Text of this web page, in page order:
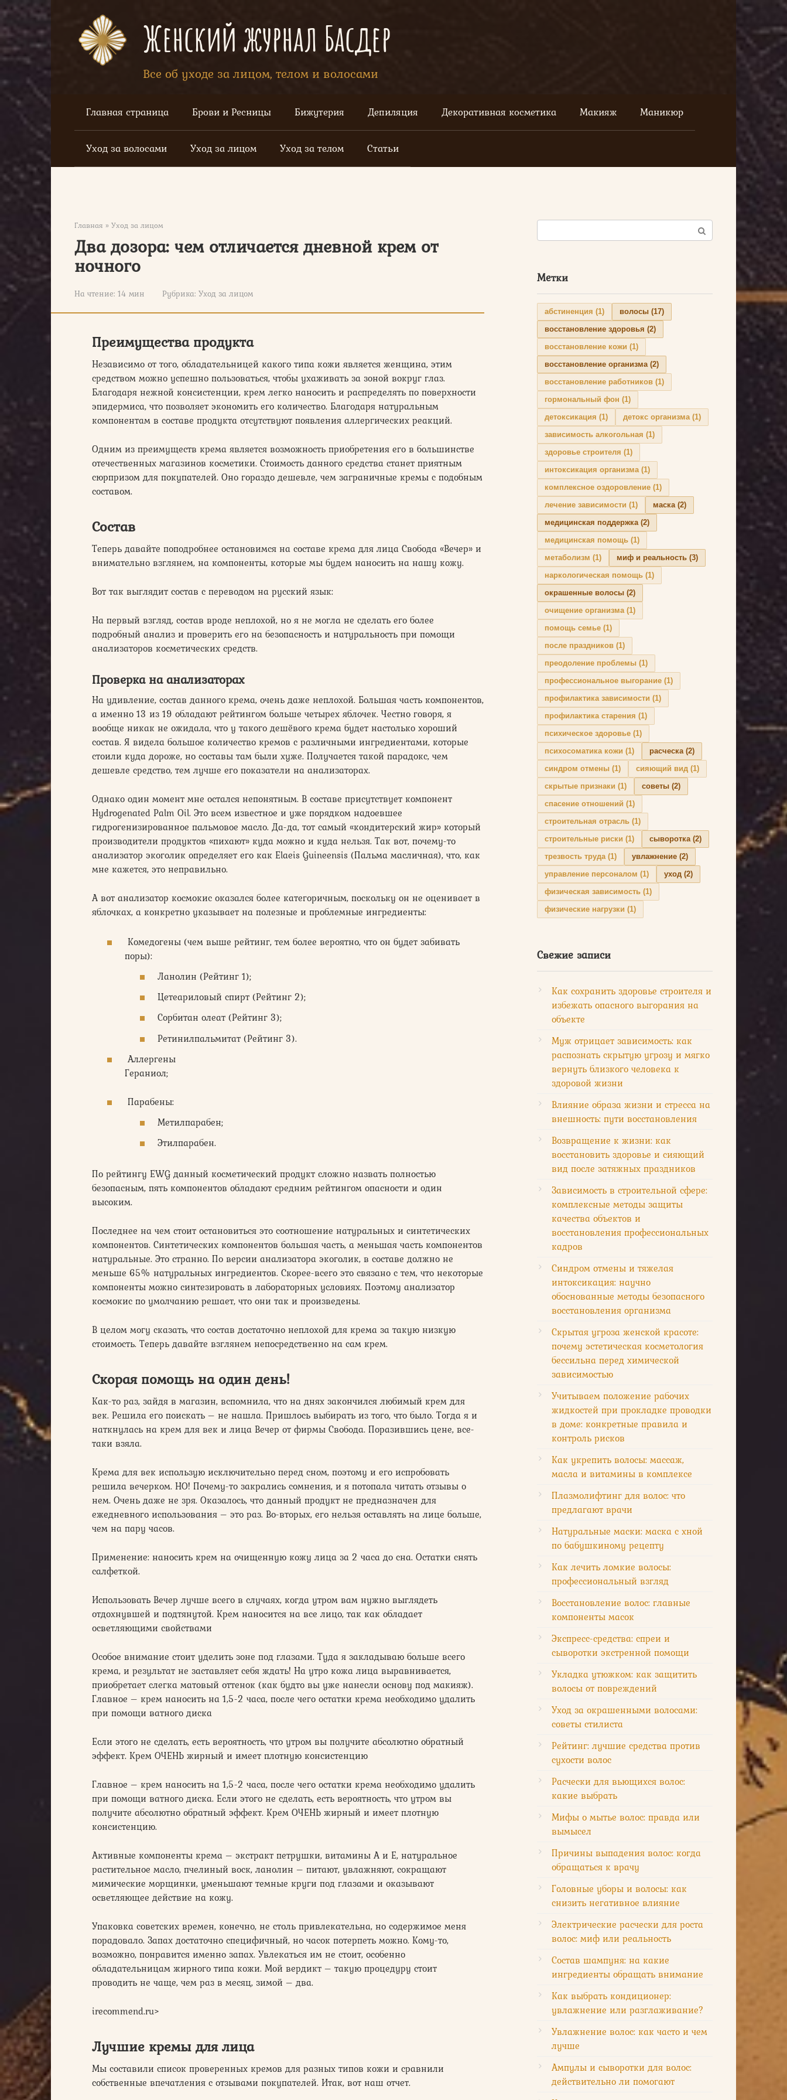
Перейти
к
контенту
Женский журнал Басдер
Все об уходе за лицом, телом и волосами
Главная страница Брови и Ресницы Бижутерия Депиляция Декоративная косметика Макияж Маникюр
Уход за волосами Уход за лицом Уход за телом Статьи
Главная » Уход за лицом
Два дозора: чем отличается дневной крем от
ночного
На чтение: 14 мин Рубрика: Уход за лицом
Преимущества продукта
Независимо от того, обладательницей какого типа кожи является женщина, этим
средством можно успешно пользоваться, чтобы ухаживать за зоной вокруг глаз.
Благодаря нежной консистенции, крем легко наносить и распределять по поверхности
эпидермиса, что позволяет экономить его количество. Благодаря натуральным
компонентам в составе продукта отсутствуют появления аллергических реакций.
Одним из преимуществ крема является возможность приобретения его в большинстве
отечественных магазинов косметики. Стоимость данного средства станет приятным
сюрпризом для покупателей. Оно гораздо дешевле, чем заграничные кремы с подобным
составом.
Состав
Теперь давайте поподробнее остановимся на составе крема для лица Свобода «Вечер» и
внимательно взглянем, на компоненты, которые мы будем наносить на нашу кожу.
Вот так выглядит состав с переводом на русский язык:
На первый взгляд, состав вроде неплохой, но я не могла не сделать его более
подробный анализ и проверить его на безопасность и натуральность при помощи
анализаторов косметических средств.
Проверка на анализаторах
На удивление, состав данного крема, очень даже неплохой. Большая часть компонентов,
а именно 13 из 19 обладают рейтингом больше четырех яблочек. Честно говоря, я
вообще никак не ожидала, что у такого дешёвого крема будет настолько хороший
состав. Я видела большое количество кремов с различными ингредиентами, которые
стоили куда дороже, но составы там были хуже. Получается такой парадокс, чем
дешевле средство, тем лучше его показатели на анализаторах.
Однако один момент мне остался непонятным. В составе присутствует компонент
Hydrogenated Palm Oil. Это всем известное и уже порядком надоевшее
гидрогенизированное пальмовое масло. Да-да, тот самый «кондитерский жир» который
производители продуктов «пихают» куда можно и куда нельзя. Так вот, почему-то
анализатор экоголик определяет его как Elaeis Guineensis (Пальма масличная), что, как
мне кажется, это неправильно.
А вот анализатор космокис оказался более категоричным, поскольку он не оценивает в
яблочках, а конкретно указывает на полезные и проблемные ингредиенты:
Комедогены (чем выше рейтинг, тем более вероятно, что он будет забивать
поры):
Ланолин (Рейтинг 1);
Цетеариловый спирт (Рейтинг 2);
Сорбитан олеат (Рейтинг 3);
Ретинилпальмитат (Рейтинг 3).
Аллергены
Гераниол;
Парабены:
Метилпарабен;
Этилпарабен.
По рейтингу EWG данный косметический продукт сложно назвать полностью
безопасным, пять компонентов обладают средним рейтингом опасности и один
высоким.
Последнее на чем стоит остановиться это соотношение натуральных и синтетических
компонентов. Синтетических компонентов большая часть, а меньшая часть компонентов
натуральные. Это странно. По версии анализатора экоголик, в составе должно не
меньше 65% натуральных ингредиентов. Скорее-всего это связано с тем, что некоторые
компоненты можно синтезировать в лабораторных условиях. Поэтому анализатор
космокис по умолчанию решает, что они так и произведены.
В целом могу сказать, что состав достаточно неплохой для крема за такую низкую
стоимость. Теперь давайте взглянем непосредственно на сам крем.
Скорая помощь на один день!
Как-то раз, зайдя в магазин, вспомнила, что на днях закончился любимый крем для
век. Решила его поискать – не нашла. Пришлось выбирать из того, что было. Тогда я и
наткнулась на крем для век и лица Вечер от фирмы Свобода. Поразившись цене, все-
таки взяла.
Крема для век использую исключительно перед сном, поэтому и его испробовать
решила вечерком. НО! Почему-то закрались сомнения, и я потопала читать отзывы о
нем. Очень даже не зря. Оказалось, что данный продукт не предназначен для
ежедневного использования – это раз. Во-вторых, его нельзя оставлять на лице больше,
чем на пару часов.
Применение: наносить крем на очищенную кожу лица за 2 часа до сна. Остатки снять
салфеткой.
Использовать Вечер лучше всего в случаях, когда утром вам нужно выглядеть
отдохнувшей и подтянутой. Крем наносится на все лицо, так как обладает
осветляющими свойствами
Особое внимание стоит уделить зоне под глазами. Туда я закладываю больше всего
крема, и результат не заставляет себя ждать! На утро кожа лица выравнивается,
приобретает слегка матовый оттенок (как будто вы уже нанесли основу под макияж).
Главное – крем наносить на 1,5-2 часа, после чего остатки крема необходимо удалить
при помощи ватного диска
Если этого не сделать, есть вероятность, что утром вы получите абсолютно обратный
эффект. Крем ОЧЕНЬ жирный и имеет плотную консистенцию
Главное – крем наносить на 1,5-2 часа, после чего остатки крема необходимо удалить
при помощи ватного диска. Если этого не сделать, есть вероятность, что утром вы
получите абсолютно обратный эффект. Крем ОЧЕНЬ жирный и имеет плотную
консистенцию.
Активные компоненты крема – экстракт петрушки, витамины А и Е, натуральное
растительное масло, пчелиный воск, ланолин – питают, увлажняют, сокращают
мимические морщинки, уменьшают темные круги под глазами и оказывают
осветляющее действие на кожу.
Упаковка советских времен, конечно, не столь привлекательна, но содержимое меня
порадовало. Запах достаточно специфичный, но часок потерпеть можно. Кому-то,
возможно, понравится именно запах. Увлекаться им не стоит, особенно
обладательницам жирного типа кожи. Мой вердикт – такую процедуру стоит
проводить не чаще, чем раз в месяц, зимой – два.
irecommend.ru‏>
Лучшие кремы для лица
Мы составили список проверенных кремов для разных типов кожи и сравнили
собственные впечатления с отзывами покупателей. Итак, вот наш отчет.
Поиск:
Метки
абстиненция (1) волосы (17)
восстановление здоровья (2)
восстановление кожи (1)
восстановление организма(2)
восстановление работников (1)
гормональный фон (1)
детоксикация (1) детокс организма(1)
зависимость алкогольная (1)
здоровье строителя (1)
интоксикация организма(1)
комплексное оздоровление (1)
лечение зависимости (1) маска(2)
медицинская поддержка(2)
медицинская помощь (1)
метаболизм (1) миф и реальность (3)
наркологическая помощь (1)
окрашенные волосы (2)
очищение организма(1)
помощь семье (1)
после праздников (1)
преодоление проблемы (1)
профессиональное выгорание (1)
профилактика зависимости (1)
профилактика старения (1)
психическое здоровье (1)
психосоматика кожи (1) расческа(2)
синдром отмены (1) сияющий вид (1)
скрытые признаки (1) советы (2)
спасение отношений (1)
строительная отрасль (1)
строительные риски (1) сыворотка(2)
трезвость труда(1) увлажнение (2)
управление персоналом (1) уход (2)
физическая зависимость (1)
физические нагрузки (1)
Свежие записи
Как сохранить здоровье строителя и
избежать опасного выгорания на
объекте
Муж отрицает зависимость: как
распознать скрытую угрозу и мягко
вернуть близкого человека к
здоровой жизни
Влияние образа жизни и стресса на
внешность: пути восстановления
Возвращение к жизни: как
восстановить здоровье и сияющий
вид после затяжных праздников
Зависимость в строительной сфере:
комплексные методы защиты
качества объектов и
восстановления профессиональных
кадров
Синдром отмены и тяжелая
интоксикация: научно
обоснованные методы безопасного
восстановления организма
Скрытая угроза женской красоте:
почему эстетическая косметология
бессильна перед химической
зависимостью
Учитываем положение рабочих
жидкостей при прокладке проводки
в доме: конкретные правила и
контроль рисков
Как укрепить волосы: массаж,
масла и витамины в комплексе
Плазмолифтинг для волос: что
предлагают врачи
Натуральные маски: маска с хной
по бабушкиному рецепту
Как лечить ломкие волосы:
профессиональный взгляд
Восстановление волос: главные
компоненты масок
Экспресс-средства: спреи и
сыворотки экстренной помощи
Укладка утюжком: как защитить
волосы от повреждений
Уход за окрашенными волосами:
советы стилиста
Рейтинг: лучшие средства против
сухости волос
Расчески для вьющихся волос:
какие выбрать
Мифы о мытье волос: правда или
вымысел
Причины выпадения волос: когда
обращаться к врачу
Головные уборы и волосы: как
снизить негативное влияние
Электрические расчески для роста
волос: миф или реальность
Состав шампуня: на какие
ингредиенты обращать внимание
Как выбрать кондиционер:
увлажнение или разглаживание?
Увлажнение волос: как часто и чем
лучше
Ампулы и сыворотки для волос:
действительно ли помогают